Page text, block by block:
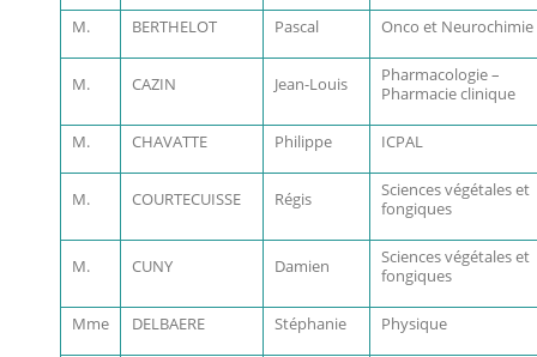
M. BERTHELOT Pascal Onco et Neurochimie
M. CAZIN Jean-Louis
Pharmacologie –
Pharmacie clinique
M. CHAVATTE Philippe ICPAL
M. COURTECUISSE Régis
Sciences végétales et
fongiques
M. CUNY Damien
Sciences végétales et
fongiques
Mme DELBAERE Stéphanie Physique